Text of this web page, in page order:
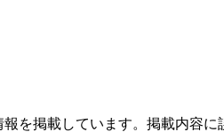
を掲載しています。掲載内容